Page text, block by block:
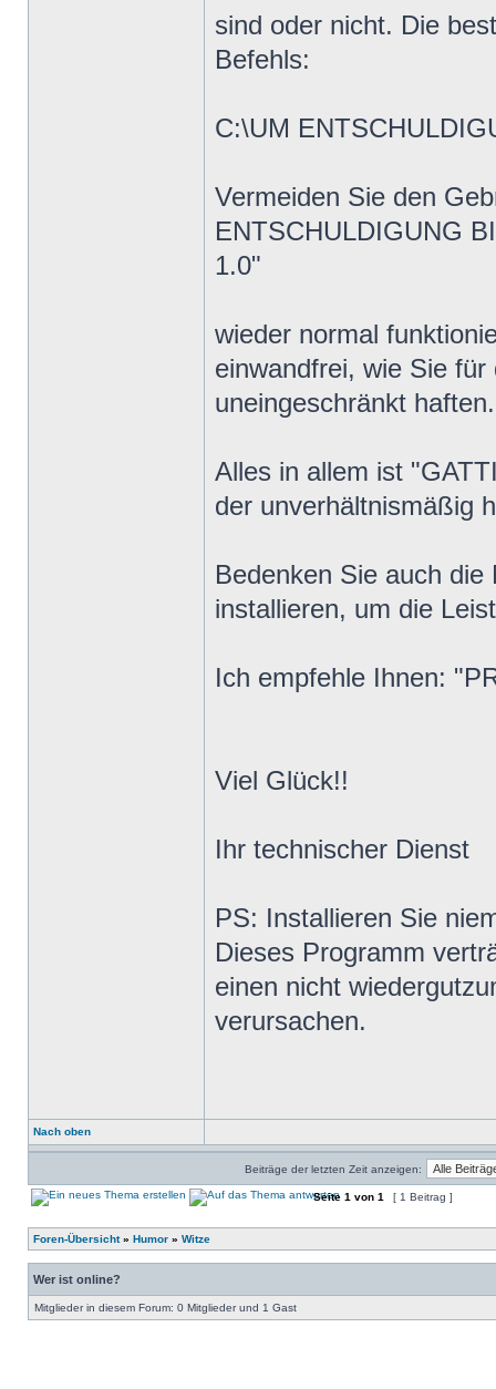
sind oder nicht. Die
Befehls:
C:\UM
Vermeiden Sie den
ENTSCHULDIGUNG
1.0"
wieder normal
einwandfrei, wie Sie
uneingeschränkt haften.
Alles in allem ist
der unverhältnismäßig
Bedenken Sie auch
installieren, um die
Ich empfehle Ihnen:
Viel Glück!!
Ihr technischer Dienst
PS: Installieren Sie
Dieses Programm
einen nicht
verursachen.
Nach oben
Beiträge der letzten Zeit anzeigen:
Seite 1 von 1 [ 1 Beitrag ]
Foren-Übersicht» Humor » Witze
Wer ist online?
Mitglieder in diesem Forum: 0 Mitglieder und 1 Gast